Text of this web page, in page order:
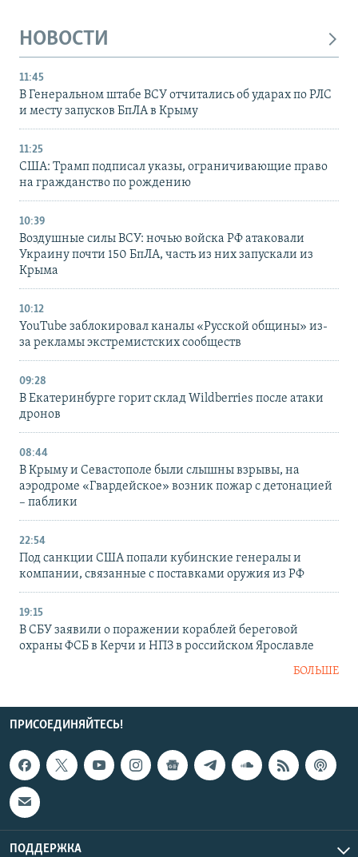
НОВОСТИ
11:45
В Генеральном штабе ВСУ отчитались об ударах по РЛС
и месту запусков БпЛА в Крыму
11:25
США: Трамп подписал указы, ограничивающие право
на гражданство по рождению
10:39
Воздушные силы ВСУ: ночью войска РФ атаковали
Украину почти 150 БпЛА, часть из них запускали из
Крыма
10:12
YouTube заблокировал каналы «Русской общины» из-
за рекламы экстремистских сообществ
09:28
В Екатеринбурге горит склад Wildberries после атаки
дронов
08:44
В Крыму и Севастополе были слышны взрывы, на
аэродроме «Гвардейское» возник пожар с детонацией
– паблики
22:54
Под санкции США попали кубинские генералы и
компании, связанные с поставками оружия из РФ
19:15
В СБУ заявили о поражении кораблей береговой
охраны ФСБ в Керчи и НПЗ в российском Ярославле
БОЛЬШЕ
ПРИСОЕДИНЯЙТЕСЬ!
ПОДДЕРЖКА